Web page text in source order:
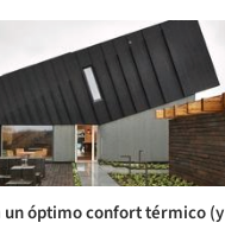
un óptimo confort térmico (y